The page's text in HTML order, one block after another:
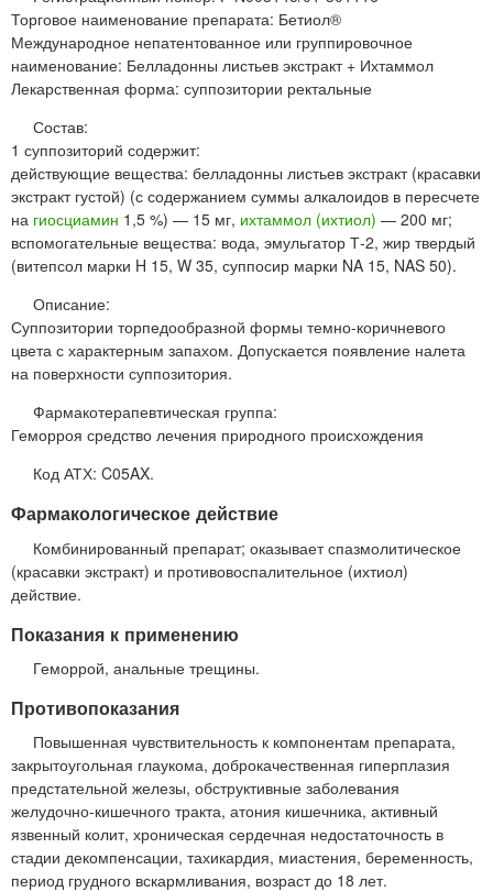
Торговое наименование препарата: Бетиол®
Международное непатентованное или группировочное
наименование: Белладонны листьев экстракт + Ихтаммол
Лекарственная форма: суппозитории ректальные
Состав:
1 суппозиторий содержит:
действующие вещества: белладонны листьев экстракт (красавки
экстракт густой) (с содержанием суммы алкалоидов в пересчете
на гиосциамин 1,5 %) — 15 мг, ихтаммол (ихтиол) — 200 мг;
вспомогательные вещества: вода, эмульгатор Т-2, жир твердый
(витепсол марки H 15, W 35, суппосир марки NA 15, NAS 50).
Описание:
Суппозитории торпедообразной формы темно-коричневого
цвета с характерным запахом. Допускается появление налета
на поверхности суппозитория.
Фармакотерапевтическая группа:
Геморроя средство лечения природного происхождения
Код АТХ: C05AX.
Фармакологическое действие
Комбинированный препарат; оказывает спазмолитическое
(красавки экстракт) и противовоспалительное (ихтиол)
действие.
Показания к применению
Геморрой, анальные трещины.
Противопоказания
Повышенная чувствительность к компонентам препарата,
закрытоугольная глаукома, доброкачественная гиперплазия
предстательной железы, обструктивные заболевания
желудочно-кишечного тракта, атония кишечника, активный
язвенный колит, хроническая сердечная недостаточность в
стадии декомпенсации, тахикардия, миастения, беременность,
период грудного вскармливания, возраст до 18 лет.